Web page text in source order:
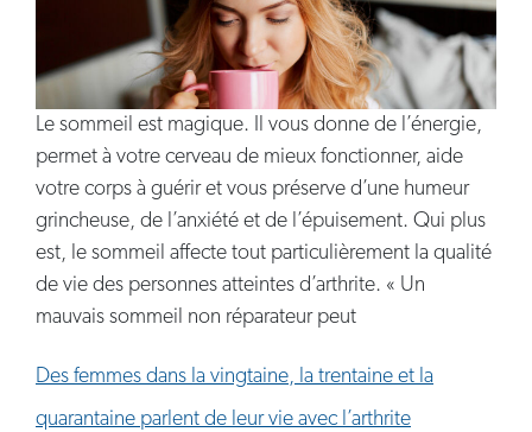
Le sommeil est magique. Il vous donne de l’énergie,
permet à votre cerveau de mieux fonctionner, aide
votre corps à guérir et vous préserve d’une humeur
grincheuse, de l’anxiété et de l’épuisement. Qui plus
est, le sommeil affecte tout particulièrement la qualité
de vie des personnes atteintes d’arthrite. « Un
mauvais sommeil non réparateur peut
Des femmes dans la vingtaine, la trentaine et la
quarantaine parlent de leur vie avec l’arthrite